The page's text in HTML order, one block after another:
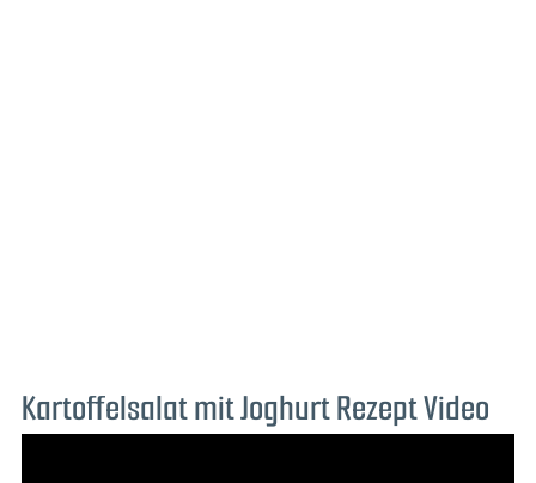
Kartoffelsalat mit Joghurt Rezept Video